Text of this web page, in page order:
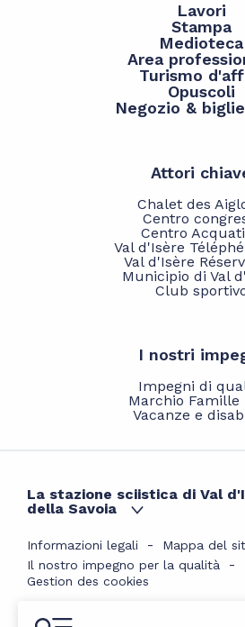
Lavori
Stampa
Medioteca
Area
Turismo
Opuscoli
Negozio &
Attori
Chalet des
Centro
Centro
Val d'Isère
Val d'Isère
Municipio di Val
Club
I nostri
Impegni di
Marchio Famille
Vacanze e
La stazione sciistica di Val
della Savoia
Informazioni legali
Mappa del
Il nostro impegno per la qualità
Gestion des cookies